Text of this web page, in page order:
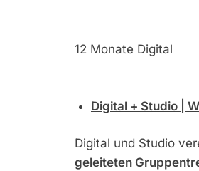
12 Monate Digital
Digital + Studio |
Digital und Studio
geleiteten